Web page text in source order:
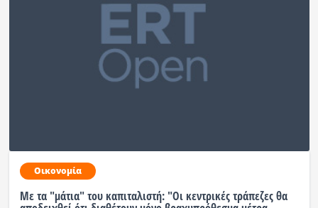
Οικονομία
Με τα "μάτια" του καπιταλιστή: "Οι κεντρικές τράπεζες θα